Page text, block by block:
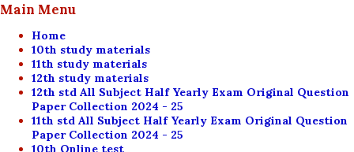
Main Menu
Home
10th study materials
11th study materials
12th study materials
12th std All Subject Half Yearly Exam Original Question
Paper Collection 2024 - 25
11th std All Subject Half Yearly Exam Original Question
Paper Collection 2024 - 25
10th Online test